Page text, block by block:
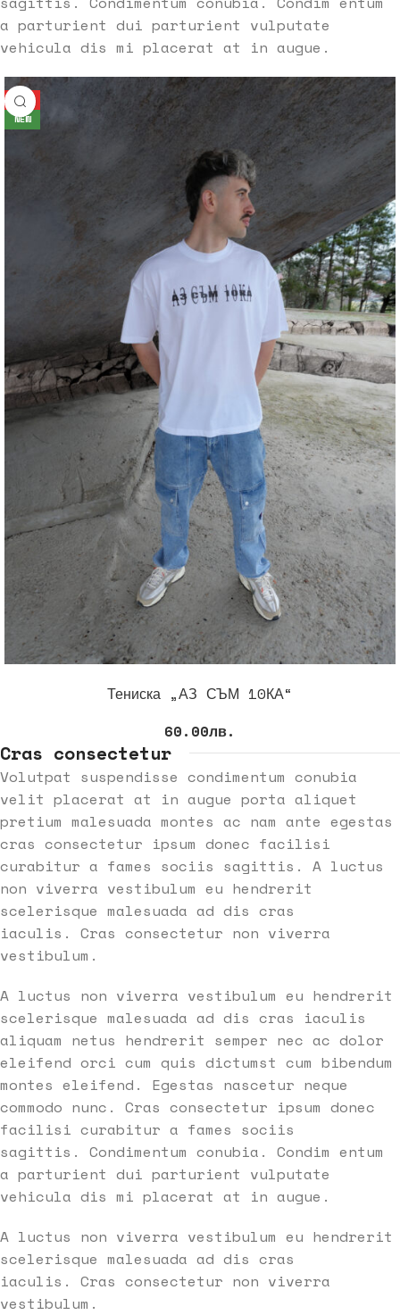
a parturient dui parturient vulputate
vehicula dis mi placerat at in augue.
HOT
NEW
Тениска „АЗ СЪМ 10КА“
60.00лв.
Cras consectetur
Volutpat suspendisse condimentum conubia
velit placerat at in augue porta aliquet
pretium malesuada montes ac nam ante egestas
cras consectetur ipsum donec facilisi
curabitur a fames sociis sagittis. A luctus
non viverra vestibulum eu hendrerit
scelerisque malesuada ad dis cras
iaculis. Cras consectetur non viverra
vestibulum.
A luctus non viverra vestibulum eu hendrerit
scelerisque malesuada ad dis cras iaculis
aliquam netus hendrerit semper nec ac dolor
eleifend orci cum quis dictumst cum bibendum
montes eleifend. Egestas nascetur neque
commodo nunc. Cras consectetur ipsum donec
facilisi curabitur a fames sociis
sagittis. Condimentum conubia. Condim entum
a parturient dui parturient vulputate
vehicula dis mi placerat at in augue.
A luctus non viverra vestibulum eu hendrerit
scelerisque malesuada ad dis cras
iaculis. Cras consectetur non viverra
vestibulum.